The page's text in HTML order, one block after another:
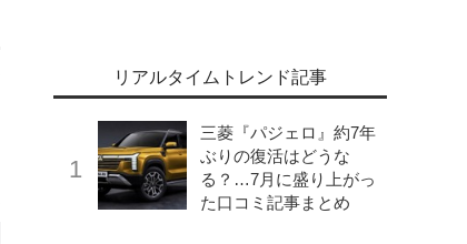
リアルタイムトレンド記事
三菱『パジェロ』約7年
ぶりの復活はどうな
る？…7月に盛り上がっ
た口コミ記事まとめ